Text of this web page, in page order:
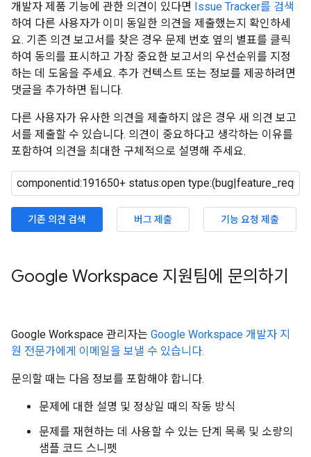
개발자 제품 기능에 관한 의견이 있다면 Issue Tracker를 검색
하여 다른 사용자가 이미 동일한 의견을 제출했는지 확인하세
요. 기존 의견 보고서를 찾은 경우 문제 번호 옆의 별표를 클릭
하여 동의를 표시하고 가장 중요한 보고서의 우선순위를 지정
하는 데 도움을 주세요. 추가 컨텍스트 또는 정보를 제공하려면
댓글을 추가하면 됩니다.
다른 사용자가 유사한 의견을 제출하지 않은 경우 새 의견 보고
서를 제출할 수 있습니다. 의견이 중요하다고 생각하는 이유를
포함하여 의견을 최대한 구체적으로 설명해 주세요.
기존 의견 검색 버그 제출 기능 요청 제출
Google Workspace 지원팀에 문의하기
Google Workspace 관리자는 Google Workspace 개발자 지
원 전문가에게 이메일을 보낼 수 있습니다.
문의할 때는 다음 정보를 포함해야 합니다.
문제에 대한 설명 및 정상일 때의 작동 방식
문제를 재현하는 데 사용할 수 있는 단계 목록 및 소량의
샘플 코드 스니펫